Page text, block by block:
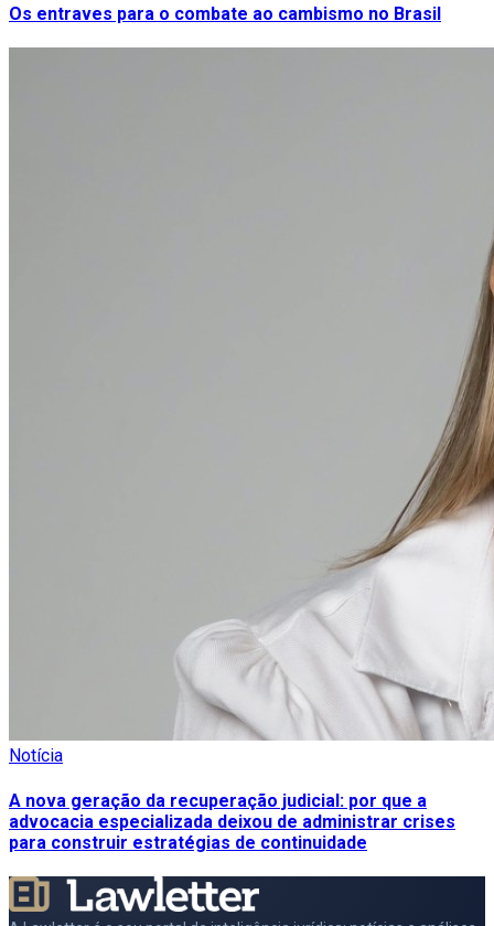
Os entraves para o combate ao cambismo no Brasil
Notícia
A nova geração da recuperação judicial: por que a
advocacia especializada deixou de administrar crises
para construir estratégias de continuidade